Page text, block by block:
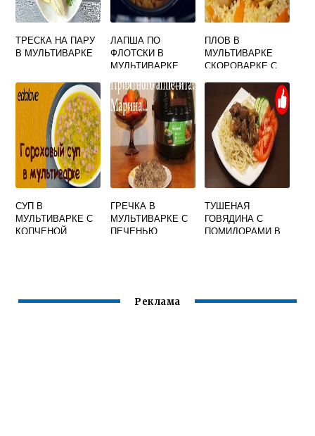
ТРЕСКА НА ПАРУ
В МУЛЬТИВАРКЕ
ЛАПША ПО
ФЛОТСКИ В
МУЛЬТИВАРКЕ
ПЛОВ В
МУЛЬТИВАРКЕ
СКОРОВАРКЕ С
СУП В
МУЛЬТИВАРКЕ С
КОПЧЕНОЙ
ГРЕЧКА В
МУЛЬТИВАРКЕ С
ПЕЧЕНЬЮ
ТУШЕНАЯ
ГОВЯДИНА С
ПОМИДОРАМИ В
Реклама